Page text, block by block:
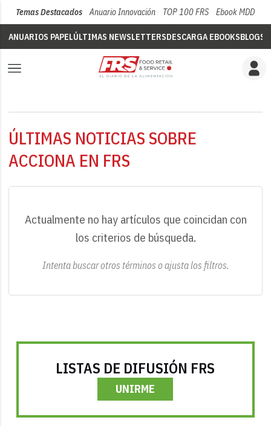
Temas Destacados Anuario Innovación TOP 100 FRS Ebook MDD
ANUARIOS PAPELÚLTIMAS NEWSLETTERSDESCARGA EBOOKSBLOGS
ÚLTIMAS NOTICIAS SOBRE
ACCIONA EN FRS
Actualmente no hay artículos que coincidan con
los criterios de búsqueda.
Intenta buscar otros términos o ajusta los filtros.
LISTAS DE DIFUSIÓN FRS
UNIRME